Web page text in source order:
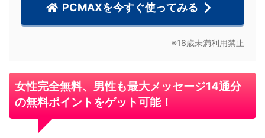
PCMAXを今すぐ使ってみる
※18歳未満利用禁止
女性完全無料、男性も最大メッセージ14通分
の無料ポイントをゲット可能！